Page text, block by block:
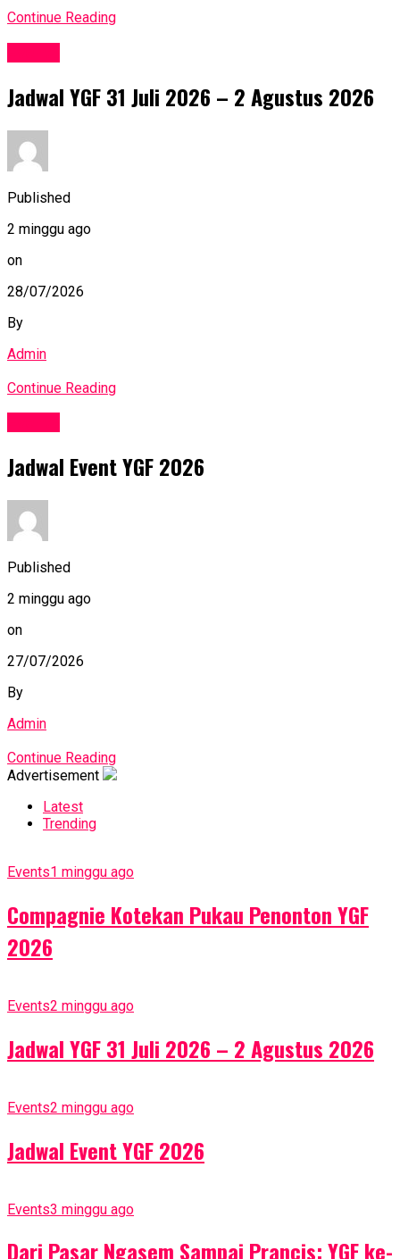
Continue Reading
Jadwal YGF 31 Juli 2026 – 2 Agustus 2026
Published
2 minggu ago
on
28/07/2026
By
Admin
Continue Reading
Jadwal Event YGF 2026
Published
2 minggu ago
on
27/07/2026
By
Admin
Continue Reading
Advertisement
Latest
Trending
Events1 minggu ago
Compagnie Kotekan Pukau Penonton YGF
2026
Events2 minggu ago
Jadwal YGF 31 Juli 2026 – 2 Agustus 2026
Events2 minggu ago
Jadwal Event YGF 2026
Events3 minggu ago
Dari Pasar Ngasem Sampai Prancis: YGF ke-